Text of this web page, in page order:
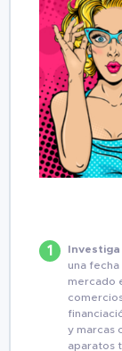
Investiga
una
mercado
y marcas
aparatos